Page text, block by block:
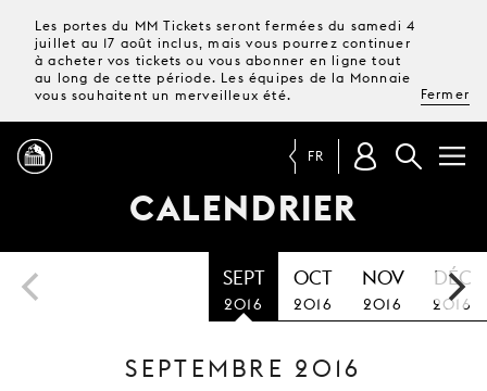
Les portes du MM Tickets seront fermées du samedi 4
juillet au 17 août inclus, mais vous pourrez continuer
à acheter vos tickets ou vous abonner en ligne tout
au long de cette période. Les équipes de la Monnaie
vous souhaitent un merveilleux été.
Fermer
PROGRAMME
MAGAZINE
TICKETS &
ABONNEMENTS
FR
CALENDRIER
SEPT
2016
OCT
2016
NOV
2016
DÉC
2016
SEPTEMBRE 2016